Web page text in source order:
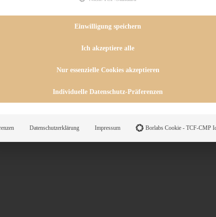
Einwilligung speichern
Ich akzeptiere alle
Nur essenzielle Cookies akzeptieren
Individuelle Datenschutz-Präferenzen
Datenschutzerklärung Impressum Borlabs Cookie - TCF-CMP